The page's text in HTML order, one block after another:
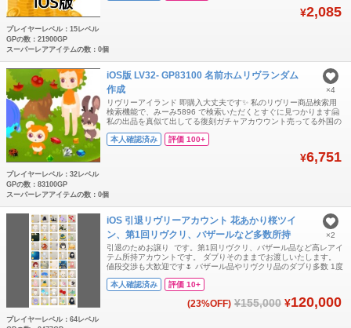
¥2,085
プレイヤーレベル：15レベル
GPの数：21900GP
スーパーレアアイテムの数：0個
iOS版 LV32- GP83100 名前ホムリヴランダム
作成
リヴリーアイランド 即購入大丈夫です✨ 私のリヴリー商品検索用
検索機能で、みーみ5896 で検索いただくとすぐに見つかります🤗
私の出品を真似て出してる復刻ガチャアカウウント売ってる外国の
ようなアカウントではございませんのでご安心下さい✨履歴一切な
本人確認済み 評価 100+
¥6,751
×4
プレイヤーレベル：32レベル
GPの数：83100GP
スーパーレアアイテムの数：0個
iOS 引退リヴリーアカウント 花あかり桜ツイ
ン、第1回リヴクリ、バザールなど多数所持
引退のためお譲り です。第1回リヴクリ、バザール品など高レアイ
テム所持アカウントです。 ダブりそのままでお渡しいたします。
値段交渉も大歓迎です🌷 バザール品やリヴクリ品のダブり多数 1度
【アカウント詳細】 ・Lv64 ・GP2477 ・doodoo19670 ・保管ゲ
本人確認済み 評価 10+
(23%OFF) ¥155,000 ¥120,000
×2
プレイヤーレベル：64レベル